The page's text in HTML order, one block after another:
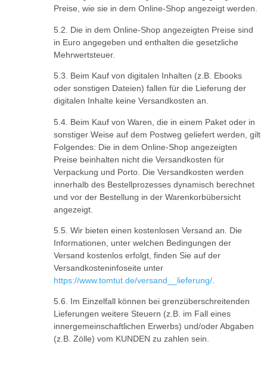
Preise, wie sie in dem Online-Shop angezeigt werden.
Die in dem Online-Shop angezeigten Preise sind
in Euro angegeben und enthalten die gesetzliche
Mehrwertsteuer.
Beim Kauf von digitalen Inhalten (z.B. Ebooks
oder sonstigen Dateien) fallen für die Lieferung der
digitalen Inhalte keine Versandkosten an.
Beim Kauf von Waren, die in einem Paket oder in
sonstiger Weise auf dem Postweg geliefert werden, gilt
Folgendes: Die in dem Online-Shop angezeigten
Preise beinhalten nicht die Versandkosten für
Verpackung und Porto. Die Versandkosten werden
innerhalb des Bestellprozesses dynamisch berechnet
und vor der Bestellung in der Warenkorbübersicht
angezeigt.
Wir bieten einen kostenlosen Versand an. Die
Informationen, unter welchen Bedingungen der
Versand kostenlos erfolgt, finden Sie auf der
Versandkosteninfoseite unter
https://www.tomtut.de/versand__lieferung/
Im Einzelfall können bei grenzüberschreitenden
Lieferungen weitere Steuern (z.B. im Fall eines
innergemeinschaftlichen Erwerbs) und/oder Abgaben
(z.B. Zölle) vom KUNDEN zu zahlen sein.